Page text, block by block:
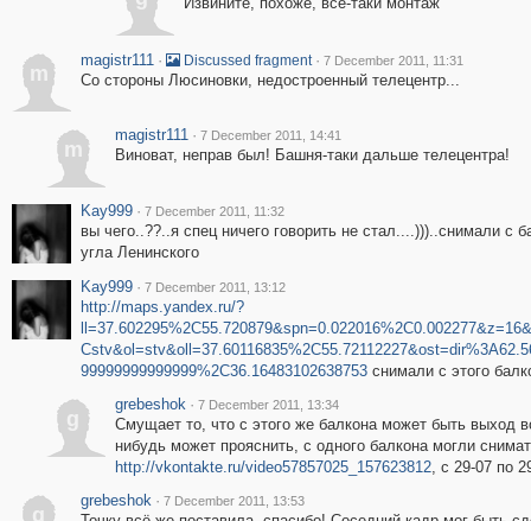
m
magistr111 · Discussed fragment · 7 December 2011, 11:31
Со стороны Люсиновки, недостроенный телецентр...
m
magistr111 · 7 December 2011, 14:41
Виноват, неправ был! Башня-таки дальше телецентра!
Kay999 · 7 December 2011, 11:32
вы чего..??..я спец ничего говорить не стал....)))..снимали с
угла Ленинского
Kay999 · 7 December 2011, 13:12
http://maps.yandex.ru/?
99999999999999%2C36.16483102638753снимали с этого
g
grebeshok · 7 December 2011, 13:34
Смущает то, что с этого же балкона может быть выход
нибудь может прояснить, с одного балкона могли
http://vkontakte.ru/video57857025_157623812, с 29-07 по
g
grebeshok · 7 December 2011, 13:53